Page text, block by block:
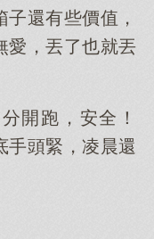
還有些價值，
愛，丟了也就丟
開跑，安全！
手頭緊，凌晨還